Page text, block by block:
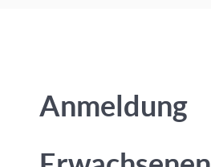
Anmeldung